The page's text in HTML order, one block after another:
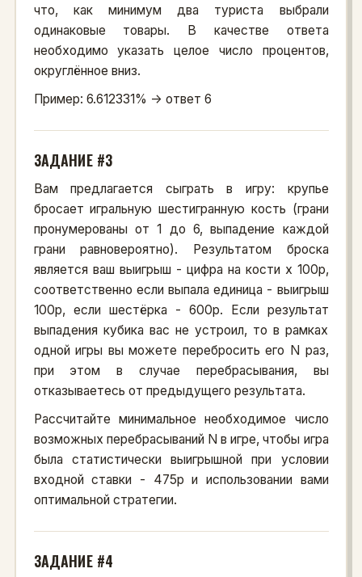
что, как минимум два туриста выбрали
одинаковые товары. В качестве ответа
необходимо указать целое число процентов,
округлённое вниз.
Пример: 6.612331% -> ответ 6
ЗАДАНИЕ #3
Вам предлагается сыграть в игру: крупье
бросает игральную шестигранную кость (грани
пронумерованы от 1 до 6, выпадение каждой
грани равновероятно). Результатом броска
является ваш выигрыш - цифра на кости х 100р,
соответственно если выпала единица - выигрыш
100р, если шестёрка - 600р. Если результат
выпадения кубика вас не устроил, то в рамках
одной игры вы можете перебросить его N раз,
при этом в случае перебрасывания, вы
отказываетесь от предыдущего результата.
Рассчитайте минимальное необходимое число
возможных перебрасываний N в игре, чтобы игра
была статистически выигрышной при условии
входной ставки - 475р и использовании вами
оптимальной стратегии.
ЗАДАНИЕ #4